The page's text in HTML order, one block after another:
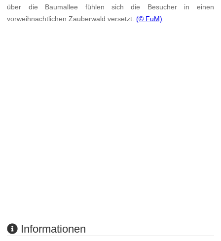
über die Baumallee fühlen sich die Besucher in einen
vorweihnachtlichen Zauberwald versetzt.(© FuM)
Informationen